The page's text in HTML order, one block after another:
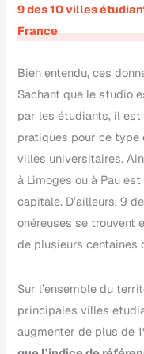
9 des 10 villes
France
Bien entendu, ces
Sachant que le studio
par les étudiants, il
pratiqués pour ce
villes universitaires.
à Limoges ou à Pau est
capitale. D’ailleurs, 9
onéreuses se trouvent
de plusieurs centaines
Sur l’ensemble du
principales villes
augmenter de plus de